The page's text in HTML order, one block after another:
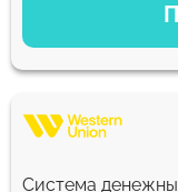
5377.3 UAH
Система